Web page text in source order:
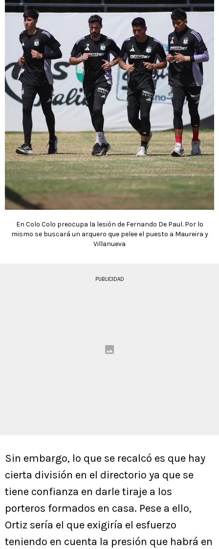
En Colo Colo preocupa la lesión de Fernando De Paul. Por lo
mismo se buscará un arquero que pelee el puesto a Maureira y
Villanueva
PUBLICIDAD
Sin embargo, lo que se recalcó es que hay
cierta división en el directorio ya que se
tiene confianza en darle tiraje a los
porteros formados en casa. Pese a ello,
Ortiz sería el que exigiría el esfuerzo
teniendo en cuenta la presión que habrá en